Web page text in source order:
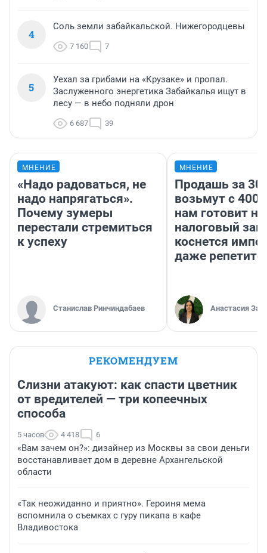
4
Соль земли забайкальской. Нижегородцевы
7 160 7
5
Уехал за грибами на «Крузаке» и пропал.
Заслуженного энергетика Забайкалья ищут в
лесу — в небо подняли дрон
6 687 39
МНЕНИЕ
«Надо радоваться, не
надо напрягаться».
Почему зумеры
перестали стремиться
к успеху
Станислав Ринчиндабаев
МНЕНИЕ
Продашь за
возьмут с
нам готовит
налоговый
коснется
даже
Анастасия
РЕКОМЕНДУЕМ
Слизни атакуют: как спасти цветник
от вредителей — три копеечных
способа
5 часов 4 418 6
«Вам зачем он?»: дизайнер из Москвы за свои деньги
восстанавливает дом в деревне Архангельской
области
«Так неожиданно и приятно». Героиня мема
вспомнила о съемках с гуру пикапа в кафе
Владивостока